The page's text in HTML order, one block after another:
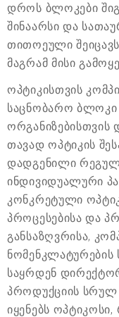
დროს ბლოკები
შინაარსი და
თითოეული
მაგრამ მისი
ოპტიკისთვის
საცნობარო ბლოკი
ორგანიზებისთვის
თავად ოპტიკის
დადგენილი
ინდივიდუალური
კონკრეტული
პროცესებისა და
განსაზღვრისა,
ნომენკლატურების
საყრდენ
პროდუქციის
იყენებს